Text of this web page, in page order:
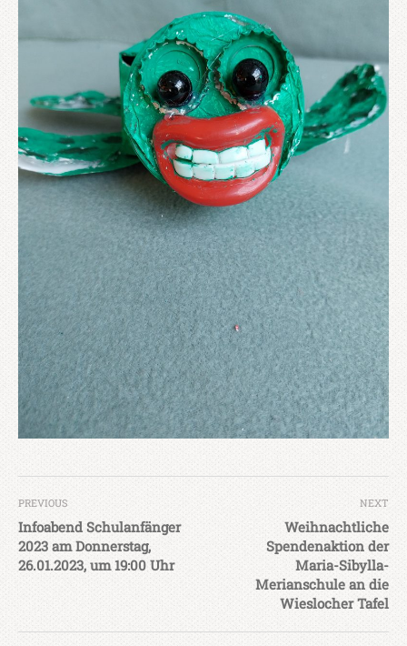
PREVIOUS
Infoabend Schulanfänger
2023 am Donnerstag,
26.01.2023, um 19:00 Uhr
NEXT
Weihnachtliche
Spendenaktion der
Maria-Sibylla-
Merianschule an die
Wieslocher Tafel